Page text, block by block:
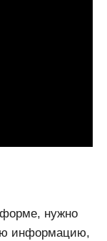
нужно
информацию,